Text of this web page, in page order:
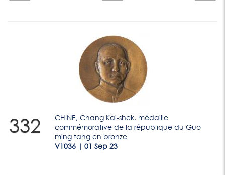
332
CHINE, Chang Kai-shek, médaille
commémorative de la république du Guo
ming tang en bronze
V1036 | 01 Sep 23